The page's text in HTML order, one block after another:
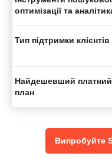
оптимізації та
Тип підтримки клієнтів
Найдешевший платний
план
Випробуйте